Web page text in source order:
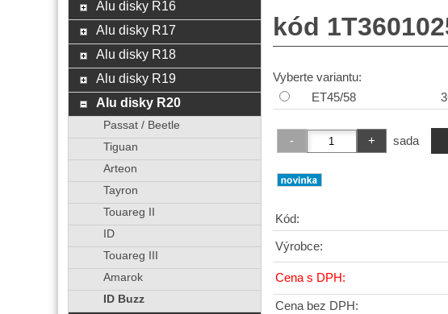
kód
Vyberte variantu:
ET45/58
sada
Kód:
Výrobce:
Cena s DPH:
Cena bez DPH:
Alu disky R16
Alu disky R17
Alu disky R18
Alu disky R19
Alu disky R20
Passat / Beetle
Tiguan
Arteon
Tayron
Touareg II
ID
Touareg III
Amarok
ID Buzz